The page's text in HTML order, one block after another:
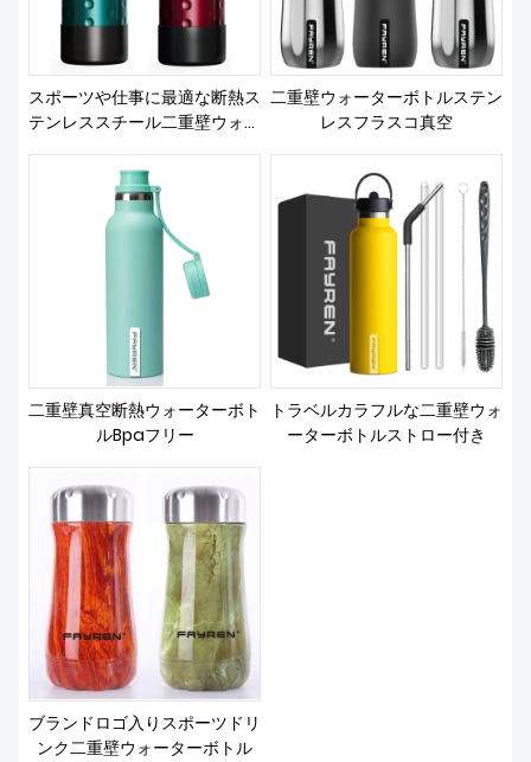
スポーツや仕事に最適な断熱ス
テンレススチール二重壁ウォー
二重壁ウォーターボトルステン
レスフラスコ真空
二重壁真空断熱ウォーターボト
ルBpaフリー
トラベルカラフルな二重壁ウォ
ーターボトルストロー付き
ブランドロゴ入りスポーツドリ
ンク二重壁ウォーターボトル